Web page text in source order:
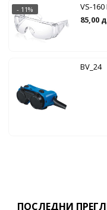
VS-
85,00
- 11%
BV_24
ПОСЛЕДНИ